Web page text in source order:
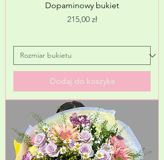
Dopaminowy bukiet
Cena
215,00 zł
Dodaj do koszyka